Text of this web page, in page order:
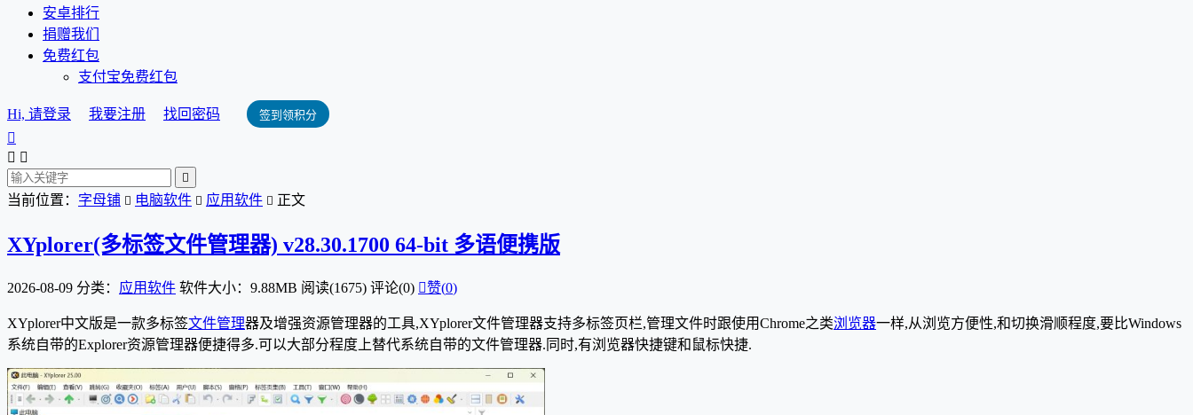
安卓排行
捐赠我们
免费红包
支付宝免费红包
Hi, 请登录 我要注册 找回密码 签到领积分

 

当前位置： 字母铺  电脑软件  应用软件  正文
XYplorer(多标签文件管理器) v28.30.1700 64-bit 多语便携版
2026-08-09 分类： 应用软件 软件大小：9.88MB 阅读(1675) 评论(0) 赞(0)
XYplorer中文版是一款多标签文件管理器及增强资源管理器的工具,XYplorer文件管理器支持多标签页栏,管理文件时跟使用Chrome之类浏览器一样,从浏览方便性,和切换滑顺程度,要比Windows
系统自带的Explorer资源管理器便捷得多.可以大部分程度上替代系统自带的文件管理器.同时,有浏览器快捷键和鼠标快捷.